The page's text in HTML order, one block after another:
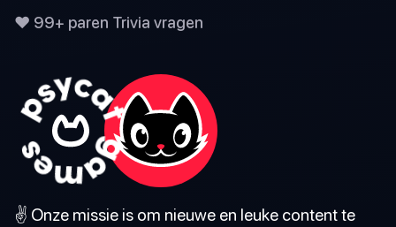
❤️ 99+ paren Trivia vragen
✌️ Onze missie is om nieuwe en leuke content te